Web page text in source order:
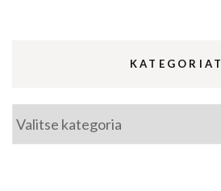
KATEGORIAT
Kategoriat